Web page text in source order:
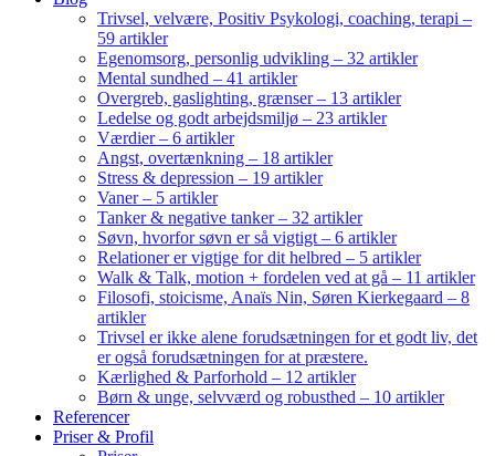
Trivsel, velvære, Positiv Psykologi, coaching, terapi –
59 artikler
Egenomsorg, personlig udvikling – 32 artikler
Mental sundhed – 41 artikler
Overgreb, gaslighting, grænser – 13 artikler
Ledelse og godt arbejdsmiljø – 23 artikler
Værdier – 6 artikler
Angst, overtænkning – 18 artikler
Stress & depression – 19 artikler
Vaner – 5 artikler
Tanker & negative tanker – 32 artikler
Søvn, hvorfor søvn er så vigtigt – 6 artikler
Relationer er vigtige for dit helbred – 5 artikler
Walk & Talk, motion + fordelen ved at gå – 11 artikler
Filosofi, stoicisme, Anaïs Nin, Søren Kierkegaard – 8
artikler
Trivsel er ikke alene forudsætningen for et godt liv, det
er også forudsætningen for at præstere.
Kærlighed & Parforhold – 12 artikler
Børn & unge, selvværd og robusthed – 10 artikler
Referencer
Priser & Profil